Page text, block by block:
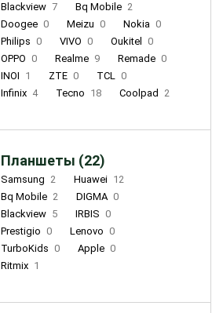
Blackview 7 Bq Mobile 2
Doogee 0 Meizu 0 Nokia 0
Philips 0 VIVO 0 Oukitel
0
OPPO 0 Realme 9 Remade 0
INOI 1 ZTE 0 TCL 0
Infinix 4 Tecno 18 Coolpad 2
Планшеты (22)
Samsung 2 Huawei 12
Bq Mobile 2 DIGMA 0
Blackview 5 IRBIS 0
Prestigio 0 Lenovo 0
TurboKids 0 Apple 0
Ritmix 1